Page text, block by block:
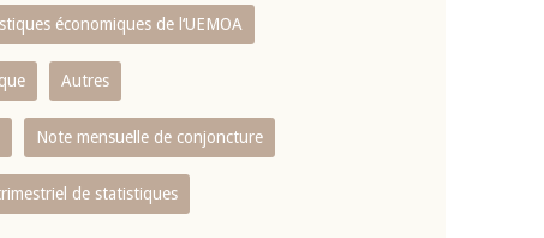
économiques de l‘UEMOA
Autres
Note mensuelle de conjoncture
de statistiques